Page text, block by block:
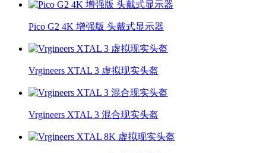
Pico G2 4K 增强版 头戴式显示器
Vrgineers XTAL 3 虚拟现实头盔
Vrgineers XTAL 3 混合现实头盔